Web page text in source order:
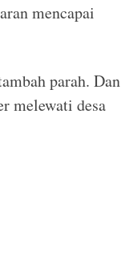
mencapai
parah. Dan
melewati desa